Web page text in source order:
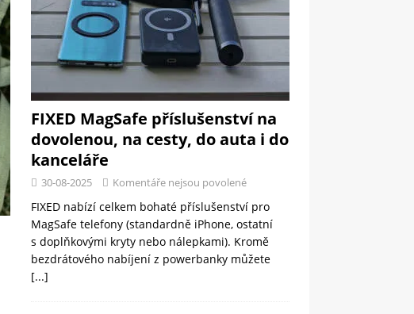
FIXED MagSafe příslušenství na
dovolenou, na cesty, do auta i do
kanceláře
30-08-2025 Komentáře nejsou povolené
FIXED nabízí celkem bohaté příslušenství pro
MagSafe telefony (standardně iPhone, ostatní
s doplňkovými kryty nebo nálepkami). Kromě
bezdrátového nabíjení z powerbanky můžete
[...]